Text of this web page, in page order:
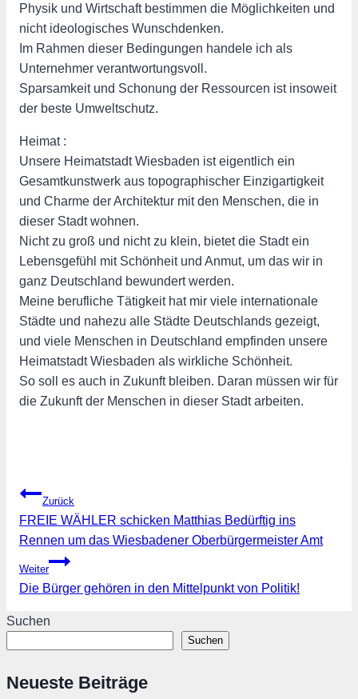
Physik und Wirtschaft bestimmen die Möglichkeiten und
nicht ideologisches Wunschdenken.
Im Rahmen dieser Bedingungen handele ich als
Unternehmer verantwortungsvoll.
Sparsamkeit und Schonung der Ressourcen ist insoweit
der beste Umweltschutz.
Heimat :
Unsere Heimatstadt Wiesbaden ist eigentlich ein
Gesamtkunstwerk aus topographischer Einzigartigkeit
und Charme der Architektur mit den Menschen, die in
dieser Stadt wohnen.
Nicht zu groß und nicht zu klein, bietet die Stadt ein
Lebensgefühl mit Schönheit und Anmut, um das wir in
ganz Deutschland bewundert werden.
Meine berufliche Tätigkeit hat mir viele internationale
Städte und nahezu alle Städte Deutschlands gezeigt,
und viele Menschen in Deutschland empfinden unsere
Heimatstadt Wiesbaden als wirkliche Schönheit.
So soll es auch in Zukunft bleiben. Daran müssen wir für
die Zukunft der Menschen in dieser Stadt arbeiten.
Beitragsnavigation
Zurück
FREIE WÄHLER schicken Matthias Bedürftig ins
Rennen um das Wiesbadener Oberbürgermeister Amt
Weiter
Die Bürger gehören in den Mittelpunkt von Politik!
Suchen
Suchen
Neueste Beiträge